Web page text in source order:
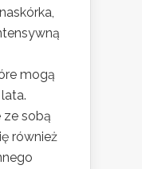
mogą
ze sobą
również